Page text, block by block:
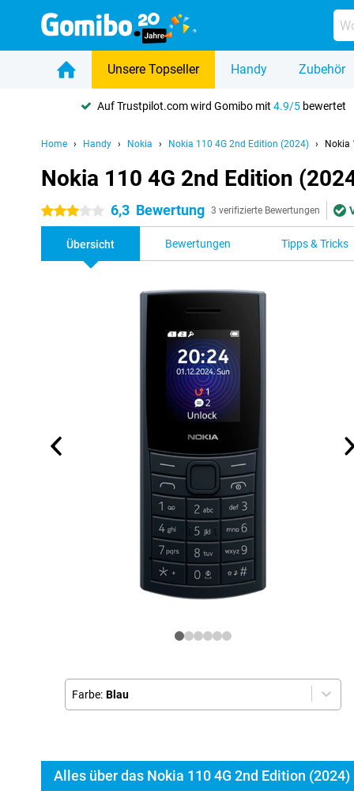
Unsere Topseller Handy Zubehör
Auf Trustpilot.com wird Gomibo mit4.9/5 bewertet
Home Handy Nokia Nokia 110 4G 2nd Edition (2024) Nokia
Nokia 110 4G 2nd Edition
3 Sterne 6,3 Bewertung 3 verifizierte Bewertungen
Übersicht Bewertungen Tipps & Tricks
Farbe: Blau
Alles über das Nokia 110 4G 2nd Edition (2024)